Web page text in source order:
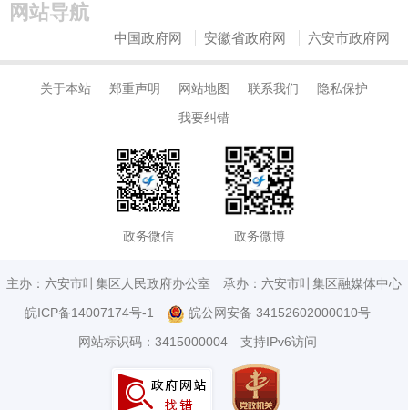
网站导航
中国政府网 安徽省政府网 六安市政府网
关于本站 郑重声明 网站地图 联系我们
隐私保护
我要纠错
政务微信 政务微博
主办：六安市叶集区人民政府办公室
承办：六安市叶集区融媒体中心
皖ICP备14007174号-1
皖公网安备 34152602000010号
网站标识码：3415000004
支持IPv6访问